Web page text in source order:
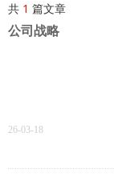
共 1 篇文章
公司战略
26-03-18